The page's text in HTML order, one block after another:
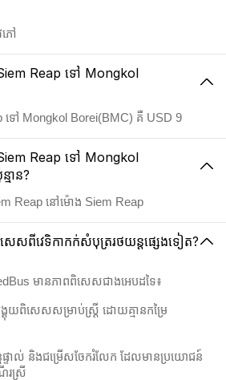
ៅ
Siem Reap ទៅ Mongkol
ទៅ Mongkol Borei(BMC) គឺ USD 9
Reap ទៅ Mongkol
ាន?
Reap នៅម៉ោង Siem Reap
ពិសេសពីវេទិកាកក់សំបុត្ររថយន្តផ្សេងទៀត?
មានភាពពិសេសជាងអេបដទៃ៖
ង្គុយពិសេសសម្រាប់ស្ត្រី ដោយគ្មានកម្រៃ
តផ្ទាល់ និងជម្រើសចែករំលែក ដែលមានប្រយោជន៍
រស្រី